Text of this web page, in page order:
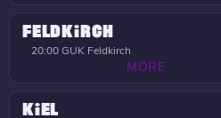
FELDKIRCH
20:00GUK Feldkirch
MORE
KIEL